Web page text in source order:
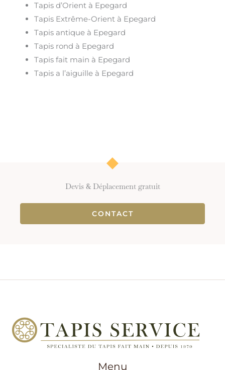
Tapis d’Orient à Epegard
Tapis Extrême-Orient à Epegard
Tapis antique à Epegard
Tapis rond à Epegard
Tapis fait main à Epegard
Tapis a l’aiguille à Epegard
Devis & Déplacement gratuit
CONTACT
Menu